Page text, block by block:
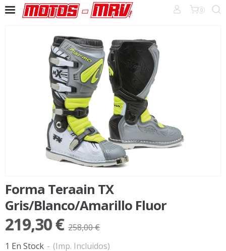
0
Forma Teraain TX
Gris/Blanco/Amarillo Fluor
219,30 € 258,00 €
1 En Stock - (Imp. Incluidos)